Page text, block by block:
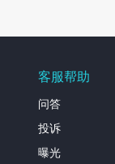
客服帮助
问答
投诉
曝光